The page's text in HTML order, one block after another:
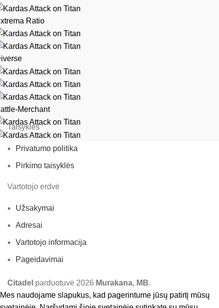
Ratio
Merchant
Taisyklės
Privatumo politika
Pirkimo taisyklės
Vartotojo erdvė
Užsakymai
Adresai
Vartotojo informacija
Pageidavimai
Citadel parduotuvė 2026 Murakana, MB.
Mes naudojame slapukus, kad pagerintume jūsų patirtį mūsų